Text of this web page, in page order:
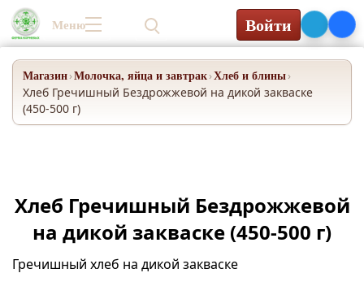
Меню Войти
Магазин›Молочка, яйца и завтрак›Хлеб и блины›
Хлеб Гречишный Бездрожжевой на дикой закваске
(450-500 г)
Хлеб Гречишный Бездрожжевой
на дикой закваске (450-500 г)
Гречишный хлеб на дикой закваске